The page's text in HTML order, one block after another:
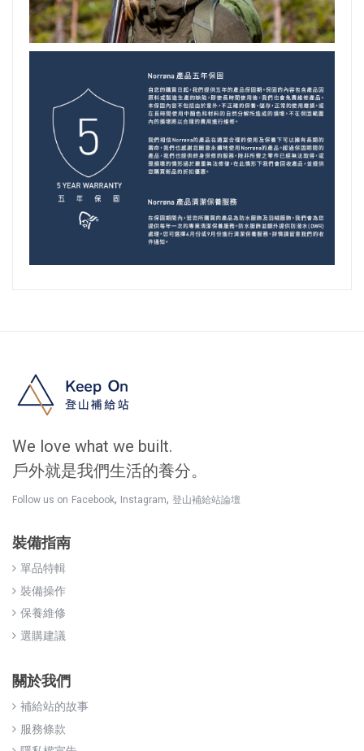
We love what we built.
戶外就是我們生活的養分。
Follow us on Facebook, Instagram, 登山補給站論壇
裝備指南
單品特輯
裝備操作
保養維修
選購建議
關於我們
補給站的故事
服務條款